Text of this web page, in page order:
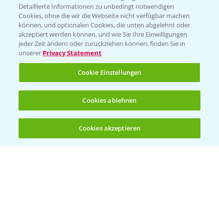
(noch 4)
KONTAKT
Hilfe in Notfällen
T.+49 (0)214/30-20220
Folgen Sie uns
Detaillierte Informationen zu unbedingt notwendigen
Cookies, ohne die wir die Webseite nicht verfügbar machen
können, und optionalen Cookies, die unten abgelehnt oder
akzeptiert werden können, und wie Sie Ihre Einwilligungen
jeder Zeit ändern oder zurückziehen können, finden Sie in
unserer Privacy Statement
Cookie Einstellungen
Cookies ablehnen
Cookies akzeptieren